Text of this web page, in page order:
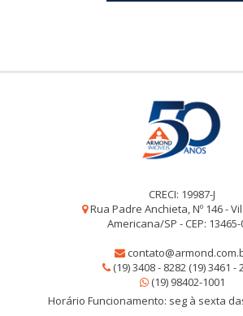
CRECI: 19987-J
Rua Padre Anchieta, Nº 146 -
Americana/SP - CEP: 13465-
(19) 3408 - 8282 (19) 3461 -
(19) 98402-1001
Horário Funcionamento: seg à sexta